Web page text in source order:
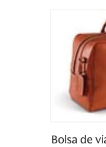
Bolsa de